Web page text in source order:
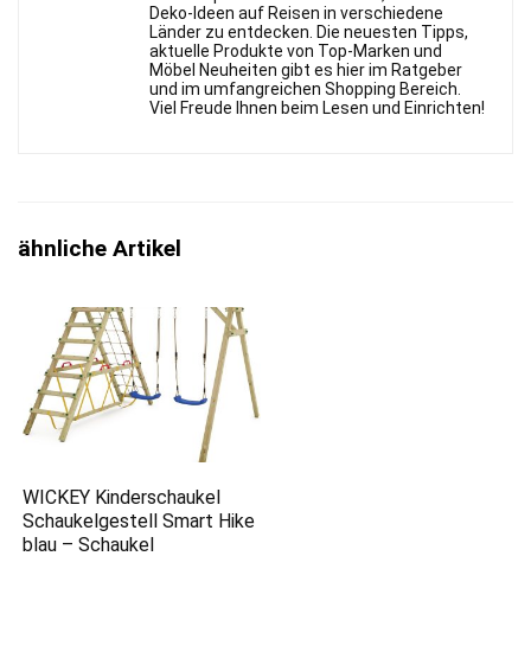
Deko-Ideen auf Reisen in verschiedene
Länder zu entdecken. Die neuesten Tipps,
aktuelle Produkte von Top-Marken und
Möbel Neuheiten gibt es hier im Ratgeber
und im umfangreichen Shopping Bereich.
Viel Freude Ihnen beim Lesen und Einrichten!
ähnliche Artikel
WICKEY Kinderschaukel
Schaukelgestell Smart Hike
blau – Schaukel